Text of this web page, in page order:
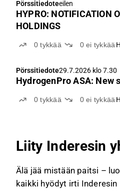
Pörssitiedoteeilen
HYPRO: NOTIFICATION
HOLDINGS
0tykkää 0ei tykkää
Pörssitiedote29.7.2026 klo 7.30
HydrogenPro ASA: New
0tykkää 0ei tykkää
Liity Inderesin
Älä jää mistään paitsi –
kaikki hyödyt irti Inderesin